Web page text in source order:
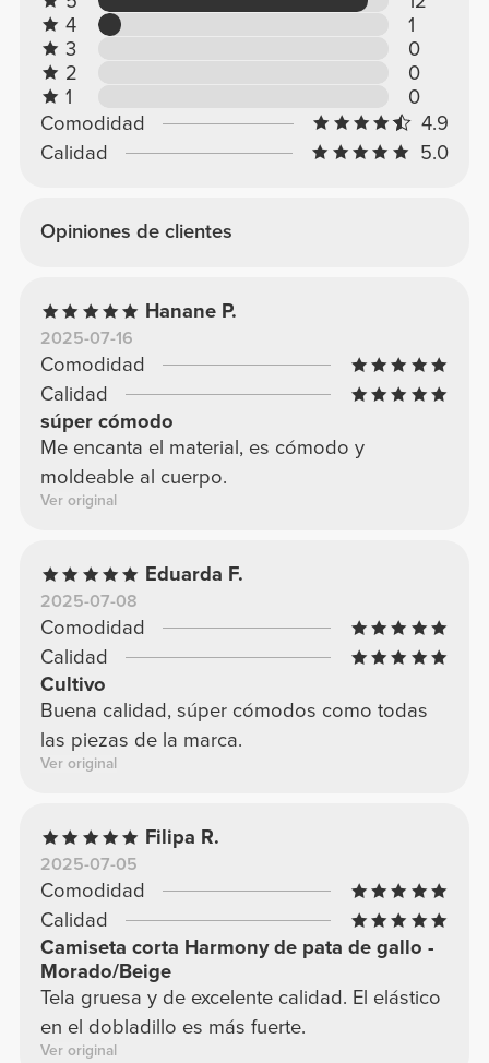
4
1
3
0
2
0
1
0
Comodidad
4.9
Calidad
5.0
Opiniones de clientes
Hanane P.
2025-07-16
Comodidad
Calidad
súper cómodo
Me encanta el material, es cómodo y
moldeable al cuerpo.
Ver original
Eduarda F.
2025-07-08
Comodidad
Calidad
Cultivo
Buena calidad, súper cómodos como todas
las piezas de la marca.
Ver original
Filipa R.
2025-07-05
Comodidad
Calidad
Camiseta corta Harmony de pata de gallo -
Morado/Beige
Tela gruesa y de excelente calidad. El elástico
en el dobladillo es más fuerte.
Ver original